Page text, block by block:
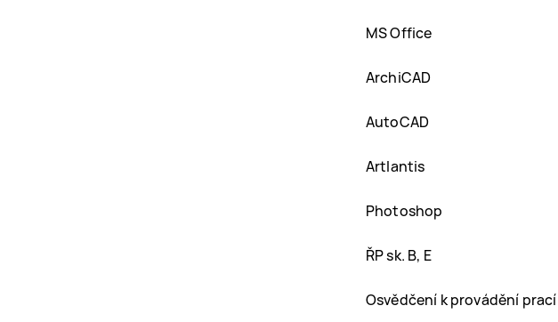
MS Office
ArchiCAD
AutoCAD
Artlantis
Photoshop
ŘP sk. B, E
Osvědčení k provádění